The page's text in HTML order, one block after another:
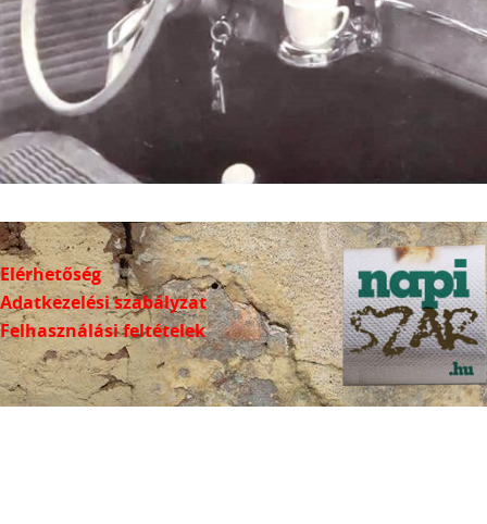
Elérhetőség
Adatkezelési szabályzat
Felhasználási feltételek